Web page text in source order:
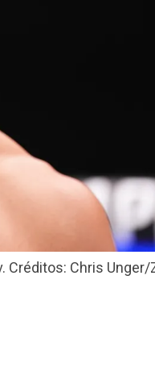
Créditos: Chris Unger/